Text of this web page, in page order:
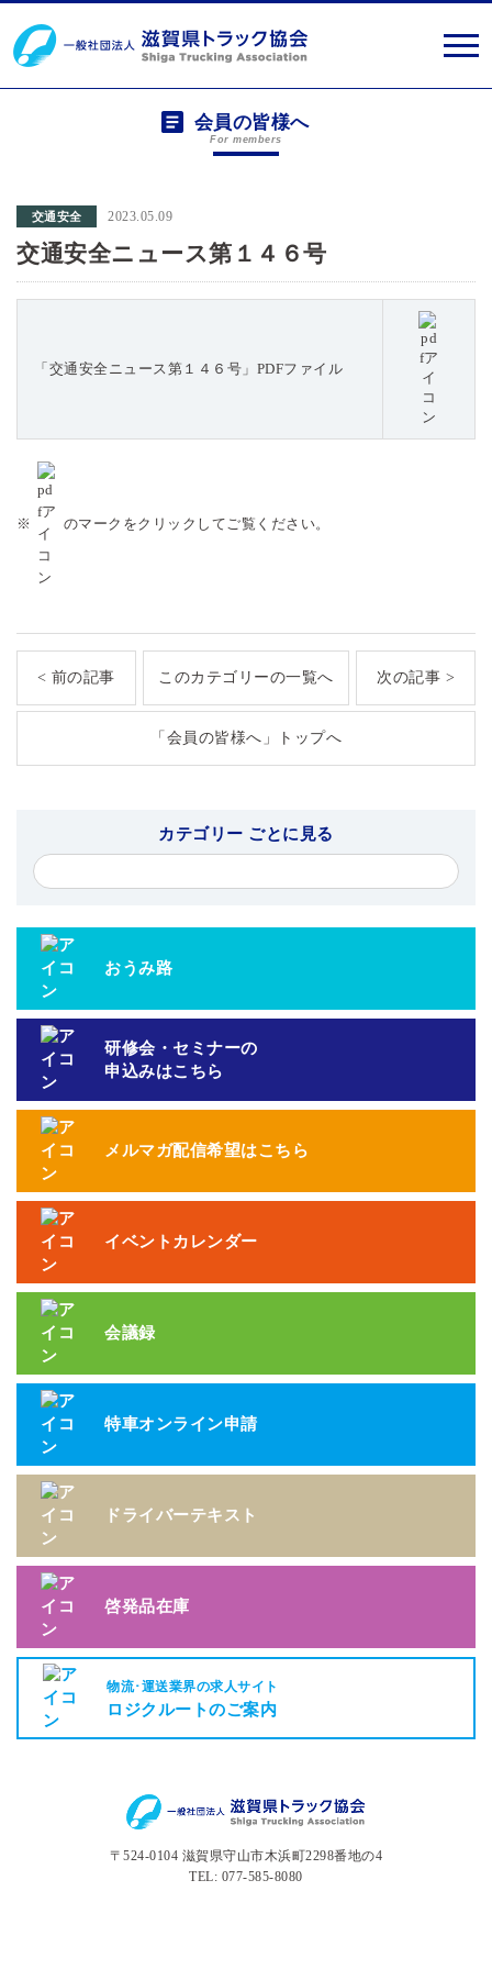
会員の皆様へ
For members
交通安全 2023.05.09
交通安全ニュース第１４６号
「交通安全ニュース第１４６号」PDFファイル
※ のマークをクリックしてご覧ください。
< 前の記事 このカテゴリーの一覧へ 次の記事 >
「会員の皆様へ」トップへ
カテゴリー ごとに見る
おうみ路
研修会・セミナーの
申込みはこちら
メルマガ配信希望はこちら
イベントカレンダー
会議録
特車オンライン申請
ドライバーテキスト
啓発品在庫
物流･運送業界の求人サイト
ロジクルートのご案内
〒524-0104 滋賀県守山市木浜町2298番地の4
TEL: 077-585-8080